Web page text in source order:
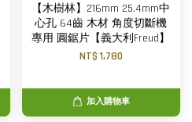
【木樹林】216mm 25.4mm中
心孔 64齒 木材 角度切斷機
專用 圓鋸片【義大利Freud】
NT$ 1,780
加入購物車